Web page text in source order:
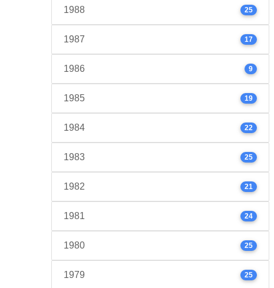
1988 25
1987 17
1986 9
1985 19
1984 22
1983 25
1982 21
1981 24
1980 25
1979 25